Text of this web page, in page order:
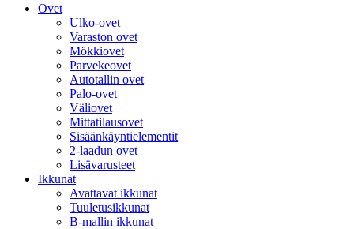
Ovet
Ulko-ovet
Varaston ovet
Mökkiovet
Parvekeovet
Autotallin ovet
Palo-ovet
Väliovet
Mittatilausovet
Sisäänkäyntielementit
2-laadun ovet
Lisävarusteet
Ikkunat
Avattavat ikkunat
Tuuletusikkunat
B-mallin ikkunat